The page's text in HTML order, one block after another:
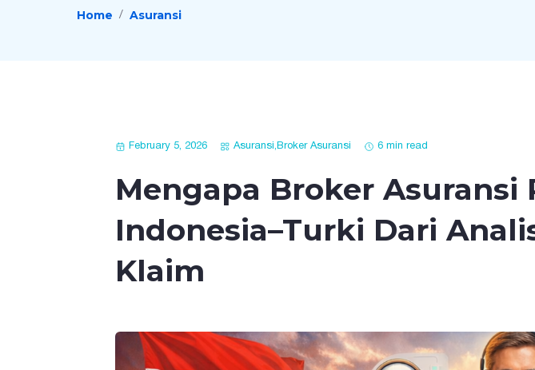
Home Asuransi
February 5, 2026 Asuransi,Broker Asuransi 6 min read
Mengapa Broker
Indonesia–Turki Dari
Klaim